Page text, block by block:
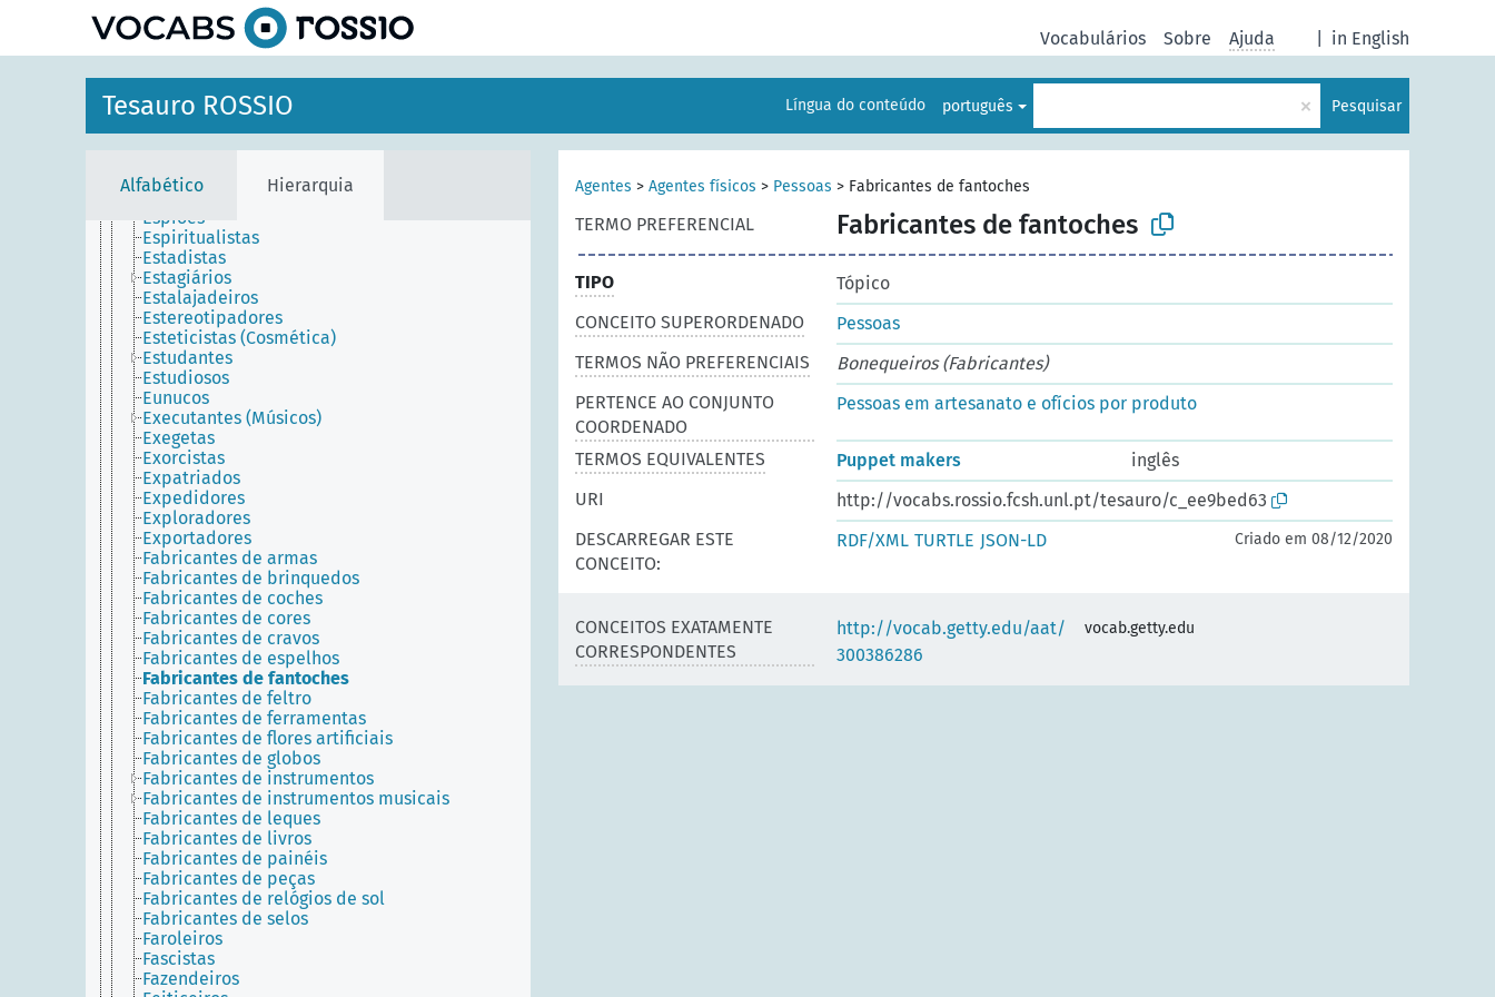
in English
Vocabulários Sobre Ajuda
Tesauro ROSSIO Língua do conteúdo português × Pesquisar
Alfabético Hierarquia
Escoveiros
Escravos
Escribas
Escudeiros
Esmaltadores
Esmoleres
Espadeiros
Especialistas
Especialistas no Médio Oriente
Espectadores
Espiões
Espiritualistas
Estadistas
Estagiários
Estalajadeiros
Estereotipadores
Esteticistas (Cosmética)
Estudantes
Estudiosos
Eunucos
Executantes (Músicos)
Exegetas
Exorcistas
Expatriados
Expedidores
Exploradores
Exportadores
Fabricantes de armas
Fabricantes de brinquedos
Fabricantes de coches
Fabricantes de cores
Fabricantes de cravos
Fabricantes de espelhos
Fabricantes de fantoches
Fabricantes de feltro
Fabricantes de ferramentas
Fabricantes de flores artificiais
Fabricantes de globos
Fabricantes de instrumentos
Fabricantes de instrumentos musicais
Fabricantes de leques
Fabricantes de livros
Fabricantes de painéis
Fabricantes de peças
Fabricantes de relógios de sol
Fabricantes de selos
Faroleiros
Fascistas
Fazendeiros
Agentes > Agentes físicos > Pessoas > Fabricantes de fantoches
TERMO PREFERENCIAL Fabricantes de fantoches
TIPO
Tópico
CONCEITO SUPERORDENADO
Pessoas
TERMOS NÃO PREFERENCIAIS
Bonequeiros (Fabricantes)
PERTENCE AO CONJUNTO
COORDENADO
Pessoas em artesanato e ofícios por produto
TERMOS EQUIVALENTES Puppet makers
inglês
URI
http://vocabs.rossio.fcsh.unl.pt/tesauro/c_ee9bed63
DESCARREGAR ESTE
CONCEITO:
RDF/XML TURTLE JSON-LD Criado em 08/12/2020
CONCEITOS EXATAMENTE
CORRESPONDENTES
http://vocab.getty.edu/aat/
300386286
vocab.getty.edu